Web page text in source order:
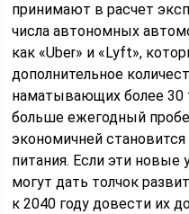
принимают в расчет
числа автономных
как «Uber» и «Lyft»,
дополнительное
наматывающих более 30
больше ежегодный
экономичней
питания. Если эти новые
могут дать толчок
к 2040 году довести их